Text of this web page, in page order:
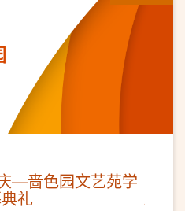
—啬色园文艺苑学
礼